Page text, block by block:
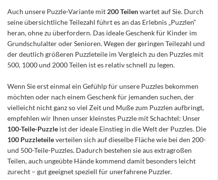
Auch unsere Puzzle-Variante mit 200 Teilenwartet auf Sie. Durch
seine übersichtliche Teilezahl führt es an das Erlebnis „Puzzlen“
heran, ohne zu überfordern. Das ideale Geschenk für Kinder im
Grundschulalter oder Senioren. Wegen der geringen Teilezahl und
der deutlich größeren Puzzleteile im Vergleich zu den Puzzles mit
500, 1000 und 2000 Teilen ist es relativ schnell zu legen.
Wenn Sie erst einmal ein Gefühlp für unsere Puzzles bekommen
möchten oder nach einem Geschenk für jemanden suchen, der
vielleicht nicht ganz so viel Zeit und Muße zum Puzzlen aufbringt,
empfehlen wir Ihnen unser kleinstes Puzzle mit Schachtel: Unser
100-Teile-Puzzle ist der ideale Einstieg in die Welt der Puzzles. Die
100 Puzzleteileverteilen sich auf dieselbe Fläche wie bei den 200-
und 500-Teile-Puzzles. Dadurch bestehen sie aus extragroßen
Teilen, auch ungeübte Hände kommend damit besonders leicht
zurecht – gut geeignet speziell für unerfahrene Puzzler.